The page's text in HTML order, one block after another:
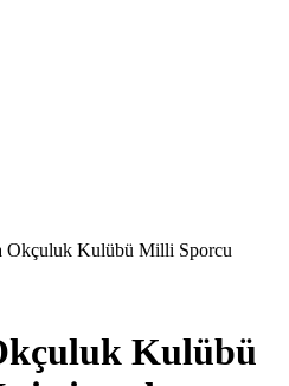
Okçuluk Kulübü Milli Sporcu
Kulübü